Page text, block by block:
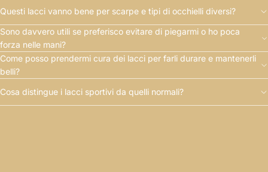
Questi lacci vanno bene per scarpe e tipi di occhielli diversi?
Sono davvero utili se preferisco evitare di piegarmi o ho poca
forza nelle mani?
Come posso prendermi cura dei lacci per farli durare e mantenerli
belli?
Cosa distingue i lacci sportivi da quelli normali?